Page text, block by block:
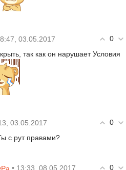
0
03.05.2017
так как он нарушает Условия
0
03.05.2017
с рут правами?
0
• 13:33, 08.05.2017